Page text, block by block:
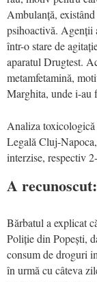
Ambulanță,
psihoactivă. Agenții
într-o stare de
aparatul Drugtest.
metamfetamină,
Marghita, unde i-au
Analiza
Legală Cluj-
interzise, respectiv
A
Bărbatul a explicat
Poliție din Popești,
consum de droguri
în urmă cu câteva